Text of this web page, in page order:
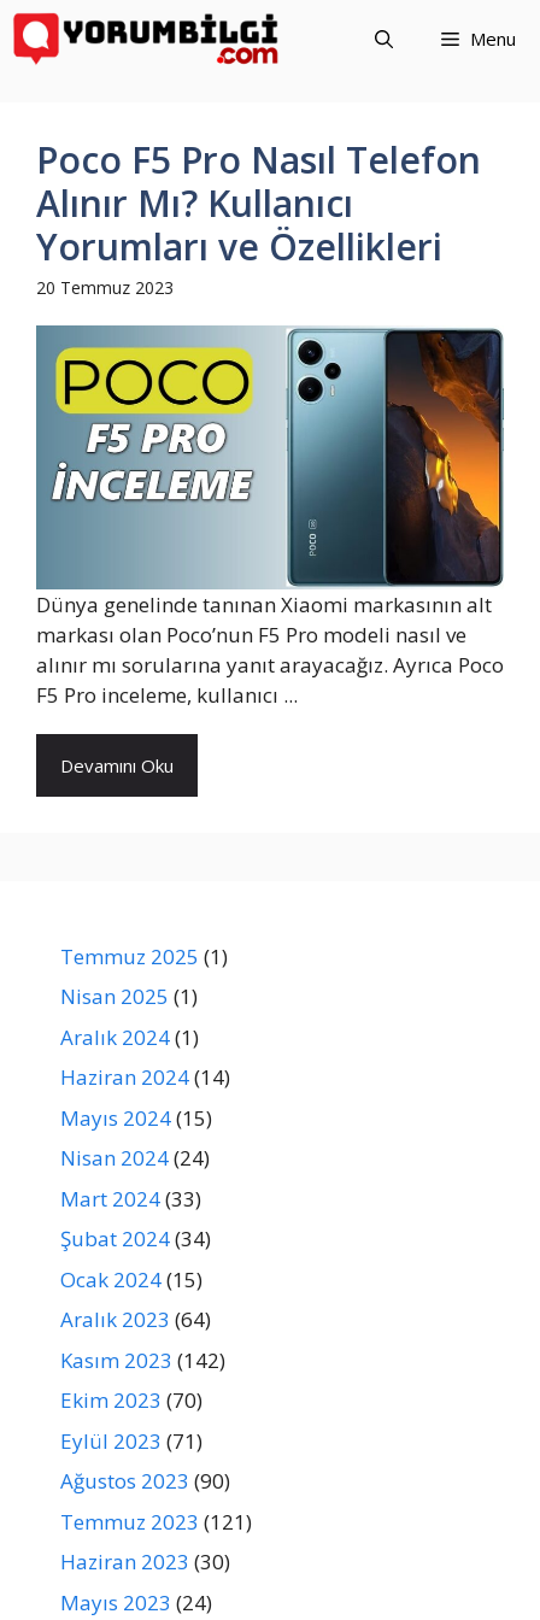
İçeriğe
atla
Menu
Poco F5 Pro Nasıl Telefon
Alınır Mı? Kullanıcı
Yorumları ve Özellikleri
20 Temmuz 2023
Dünya genelinde tanınan Xiaomi markasının alt
markası olan Poco’nun F5 Pro modeli nasıl ve
alınır mı sorularına yanıt arayacağız. Ayrıca Poco
F5 Pro inceleme, kullanıcı ...
Devamını Oku
Temmuz 2025 (1)
Nisan 2025 (1)
Aralık 2024(1)
Haziran 2024(14)
Mayıs 2024(15)
Nisan 2024(24)
Mart 2024(33)
Şubat 2024(34)
Ocak 2024(15)
Aralık 2023 (64)
Kasım 2023 (142)
Ekim 2023 (70)
Eylül 2023 (71)
Ağustos 2023 (90)
Temmuz 2023 (121)
Haziran 2023 (30)
Mayıs 2023 (24)